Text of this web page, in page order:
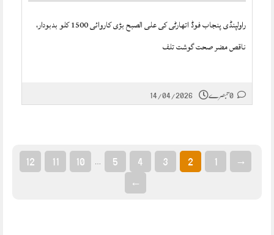
راولپنڈی پنجاب فوڈ اتھارٹی کی علی الصبح بڑی کاروائی 1500 کلو بدبودار،
ناقص مضر صحت گوشت تلف
14/04/2026
→
1
2
3
4
5
10
11
12
←